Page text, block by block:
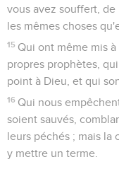
vous avez souffert, de
les mêmes choses
15 Qui ont même mis
propres prophètes,
point à Dieu, et qui
16 Qui nous
soient sauvés,
leurs péchés ; mais la
y mettre un terme.